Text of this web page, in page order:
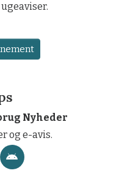
Nyheder
og e-avis.